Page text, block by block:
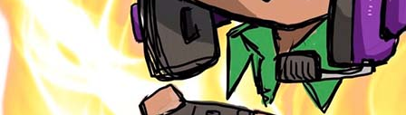
リ
ア
ス」
revolution